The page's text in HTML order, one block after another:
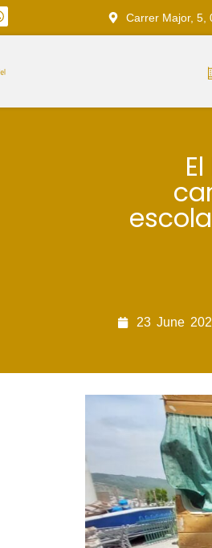
Carrer Major, 5,
23 June